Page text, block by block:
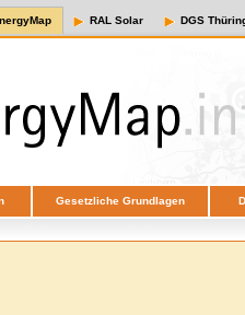
RAL Solar DGS
Gesetzliche Grundlagen